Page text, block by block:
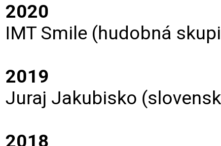
2020
IMT Smile (hudobná
2019
Juraj Jakubisko
2018